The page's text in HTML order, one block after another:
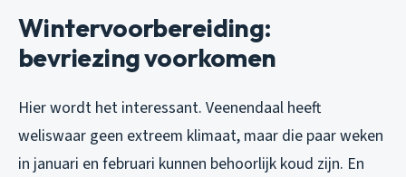
Wintervoorbereiding:
bevriezing voorkomen
Hier wordt het interessant. Veenendaal heeft
weliswaar geen extreem klimaat, maar die paar weken
in januari en februari kunnen behoorlijk koud zijn. En